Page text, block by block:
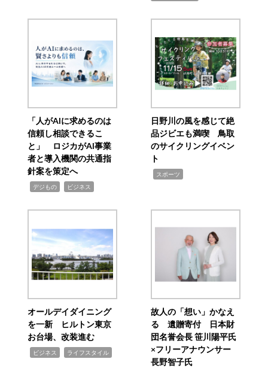
「人がAIに求めるのは
信頼し相談できるこ
と」 ロジカがAI事業
者と導入機関の共通指
針案を策定へ
デジもの ビジネス
日野川の風を感じて絶
品ジビエも満喫 鳥取
のサイクリングイベン
ト
スポーツ
オールデイダイニング
を一新 ヒルトン東京
お台場、改装進む
ビジネス ライフスタイル
故人の「想い」かなえ
る 遺贈寄付 日本財
団名誉会長 笹川陽平氏
×フリーアナウンサー
長野智子氏